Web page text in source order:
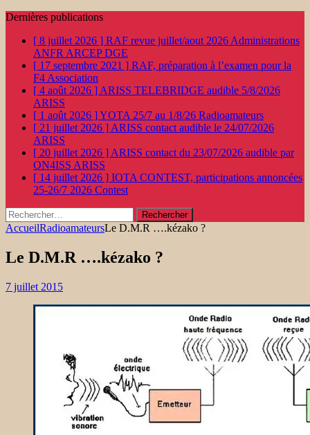
Dernières publications
[ 8 juillet 2026 ] RAF revue juillet/aout 2026 Administrations
ANFR ARCEP DGE
[ 17 septembre 2021 ] RAF, préparation à l’examen pour la
F4 Association
[ 4 août 2026 ] ARISS TELEBRIDGE audible 5/8/2026
ARISS
[ 1 août 2026 ]YOTA 25/7 au 1/8/26 Radioamateurs
[ 21 juillet 2026 ] ARISS contact audible le 24/07/2026
ARISS
[ 20 juillet 2026 ] ARISS contact du 23/07/2026 audible par
ON4ISS ARISS
[ 14 juillet 2026 ] IOTA CONTEST, participations annoncées
25-26/7 2026 Contest
Rechercher :
AccueilRadioamateursLe D.M.R ….kézako ?
Le D.M.R ….kézako ?
7 juillet 2015